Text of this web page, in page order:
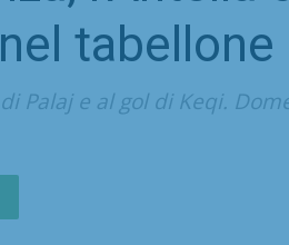
tabellone
Palaj e al gol di Keqi.